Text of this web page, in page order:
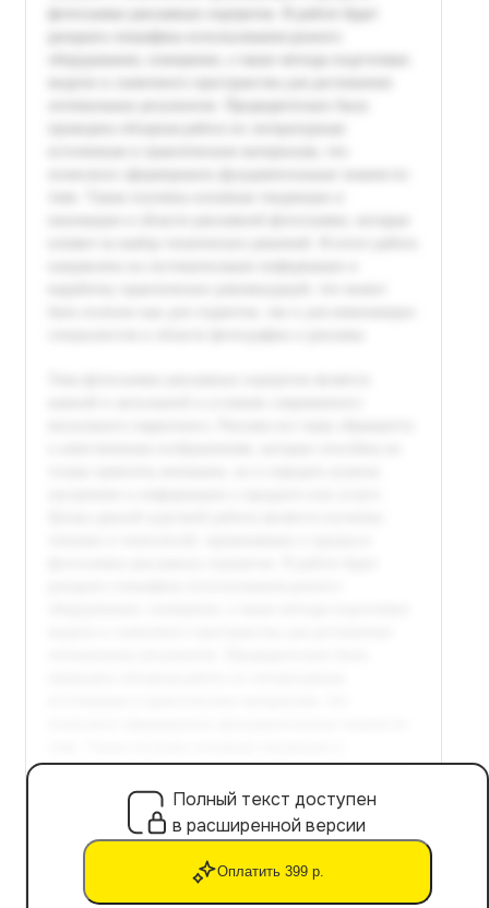
Полный текст доступен
в расширенной версии
Оплатить 399 р.